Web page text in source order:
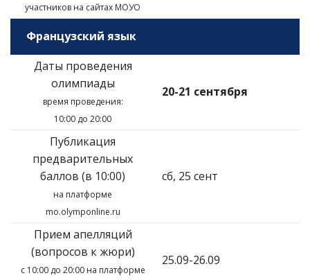
участников на сайтах МОУО
Французский язык
Даты проведения
олимпиады
время проведения:
10:00 до 20:00
20-21 сентября
Публикация
предварительных
баллов (в 10:00)
на платформе
mo.olymponline.ru
сб, 25 сент
Прием апелляций
(вопросов к жюри)
с 10:00 до 20:00 на платформе
25.09-26.09